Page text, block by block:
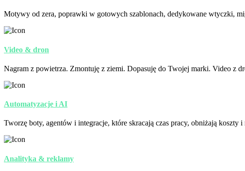
Motywy od zera, poprawki w gotowych szablonach, dedykowane wtyczki,
Video & dron
Nagram z powietrza. Zmontuję z ziemi. Dopasuję do Twojej marki. Video z
Automatyzacje i AI
Tworzę boty, agentów i integracje, które skracają czas pracy, obniżają
Analityka & reklamy